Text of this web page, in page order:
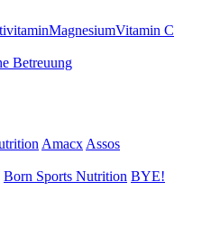
MagnesiumVitamin C
Betreuung
Amacx Assos
Born Sports Nutrition BYE!